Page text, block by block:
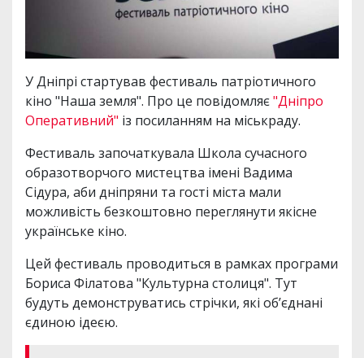
У Дніпрі стартував фестиваль патріотичного
кіно "Наша земля". Про це повідомляє"Дніпро
Оперативний" із посиланням на міськраду.
Фестиваль започаткувала Школа сучасного
образотворчого мистецтва імені Вадима
Сідура, аби дніпряни та гості міста мали
можливість безкоштовно переглянути якісне
українське кіно.
Цей фестиваль проводиться в рамках програми
Бориса Філатова "Культурна столиця". Тут
будуть демонструватись стрічки, які обʼєднані
єдиною ідеєю.